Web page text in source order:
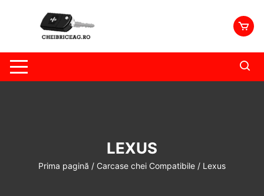
LEXUS
Prima pagină / Carcase chei Compatibile/ Lexus